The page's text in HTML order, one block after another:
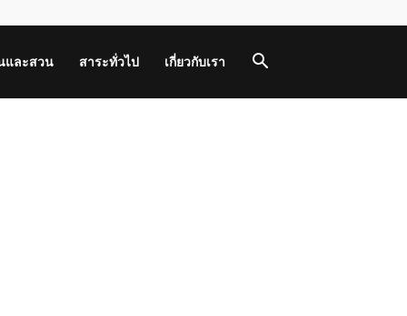
และสวน สาระทั่วไป เกี่ยวกับเรา